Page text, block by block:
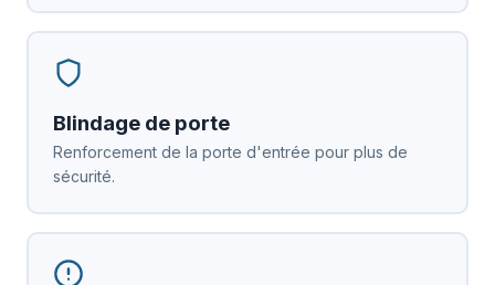
Blindage de porte
Renforcement de la porte d'entrée pour plus de
sécurité.